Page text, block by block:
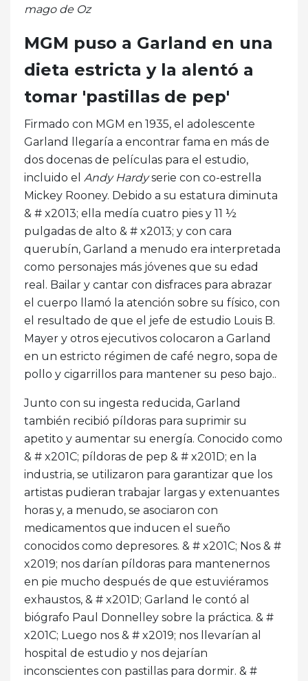
mago de Oz
MGM puso a Garland en una
dieta estricta y la alentó a
tomar 'pastillas de pep'
Firmado con MGM en 1935, el adolescente
Garland llegaría a encontrar fama en más de
dos docenas de películas para el estudio,
incluido el Andy Hardyserie con co-estrella
Mickey Rooney. Debido a su estatura diminuta
& # x2013; ella medía cuatro pies y 11 ½
pulgadas de alto & # x2013; y con cara
querubín, Garland a menudo era interpretada
como personajes más jóvenes que su edad
real. Bailar y cantar con disfraces para abrazar
el cuerpo llamó la atención sobre su físico, con
el resultado de que el jefe de estudio Louis B.
Mayer y otros ejecutivos colocaron a Garland
en un estricto régimen de café negro, sopa de
pollo y cigarrillos para mantener su peso bajo..
Junto con su ingesta reducida, Garland
también recibió píldoras para suprimir su
apetito y aumentar su energía. Conocido como
& # x201C; píldoras de pep & # x201D; en la
industria, se utilizaron para garantizar que los
artistas pudieran trabajar largas y extenuantes
horas y, a menudo, se asociaron con
medicamentos que inducen el sueño
conocidos como depresores. & # x201C; Nos & #
x2019; nos darían píldoras para mantenernos
en pie mucho después de que estuviéramos
exhaustos, & # x201D; Garland le contó al
biógrafo Paul Donnelley sobre la práctica. & #
x201C; Luego nos & # x2019; nos llevarían al
hospital de estudio y nos dejarían
inconscientes con pastillas para dormir. & #